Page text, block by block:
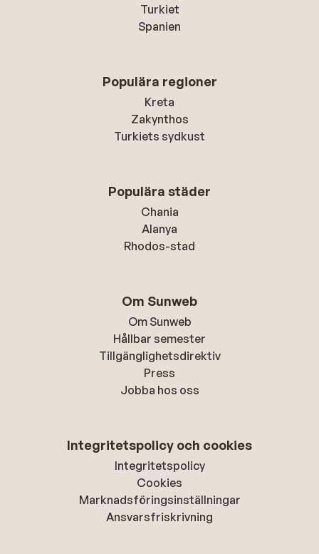
Turkiet
Spanien
Populära regioner
Kreta
Zakynthos
Turkiets sydkust
Populära städer
Chania
Alanya
Rhodos-stad
Om Sunweb
Om Sunweb
Hållbar semester
Tillgänglighetsdirektiv
Press
Jobba hos oss
Integritetspolicy och cookies
Integritetspolicy
Cookies
Marknadsföringsinställningar
Ansvarsfriskrivning